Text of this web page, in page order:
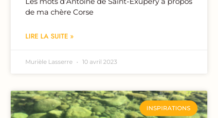
de ma chère Corse
LIRE LA SUITE »
Murièle Lasserre 10 avril 2023
INSPIRATIONS